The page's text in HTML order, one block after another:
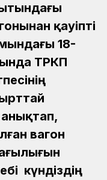
қауіпті
18-
ТРКП
вагон
күндіздің